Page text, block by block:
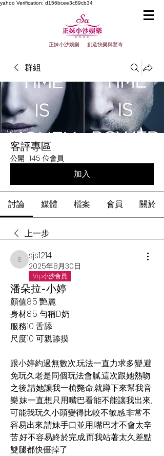
yahoo Verification: d156bcee3c89cb34
正妹小沙娛樂 創造快樂與驚奇
群組
客評專區
公開 · 145 位會員
加入
討論 媒體 檔案 會員 關於
上一步
sjs1214
sjs1214
2025年8月30日
Vip小沙會員
潘朵拉-小婷
顏值8.5 艷麗
身材8.5 勻稱D奶
服務10 舌舔
尺度10 可親舔摸
跟小婷約過無數次,玩法一直力求多變,避
免玩久老是同個玩法會膩,這次跟她熱吻
之後,請她讓我一槍斃命,就蹲下來幫我音
樂,妹一直想只用嘴巴看能不能讓我出來,
可能我玩久小頭變得比較不敏感,非常不
容易出來,請妹手口並用,嘴巴才不會太辛
苦,好不容易終於完成,而我站著太久差點
雙腿都快僵掉了